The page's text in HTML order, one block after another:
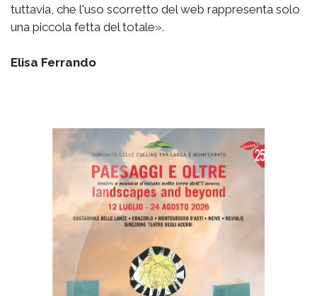
tuttavia, che l'uso scorretto del web rappresenta solo
una piccola fetta del totale».
Elisa Ferrando